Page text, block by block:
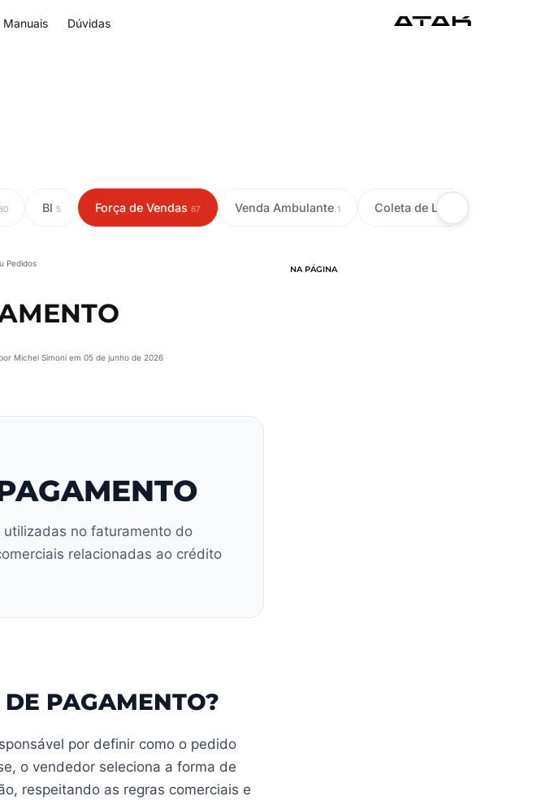
Manuais Dúvidas
BI 5 Força de Vendas 67 Venda Ambulante 1 Coleta de Leite
Pedidos
Michel Simoni em 05 de junho de 2026
no faturamento do
relacionadas ao crédito
PAGAMENTO?
por definir como o pedido
o vendedor seleciona a forma de
respeitando as regras comerciais e
NA PÁGINA